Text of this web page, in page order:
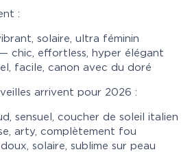
:
solaire, ultra féminin
— chic, effortless, hyper élégant
facile, canon avec du doré
arrivent pour 2026 :
sensuel, coucher de soleil italien
arty, complètement fou
solaire, sublime sur peau